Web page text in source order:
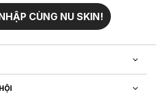
CÙNG NU SKIN!